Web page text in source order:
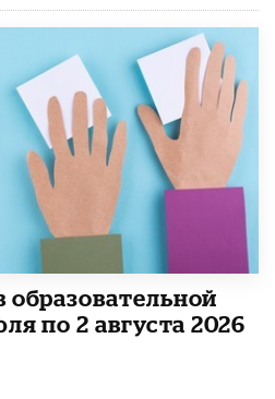
по 2 августа 2026